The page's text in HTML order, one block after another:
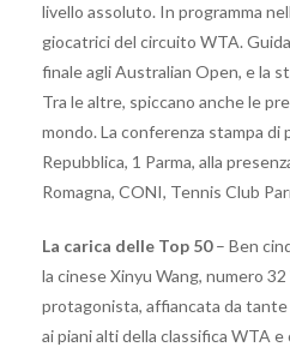
livello assoluto. In programma
giocatrici del circuito WTA.
finale agli Australian Open, e la
Tra le altre, spiccano anche le
mondo. La conferenza stampa di
Repubblica, 1 Parma, alla
Romagna, CONI, Tennis Club
La carica delle Top 50– Ben
la cinese Xinyu Wang, numero
protagonista, affiancata da tante
ai piani alti della classifica WTA